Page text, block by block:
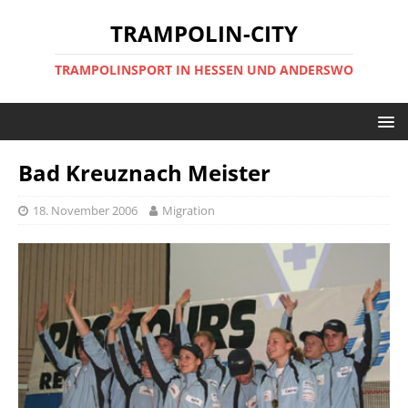
TRAMPOLIN-CITY
TRAMPOLINSPORT IN HESSEN UND ANDERSWO
Bad Kreuznach Meister
18. November 2006 Migration